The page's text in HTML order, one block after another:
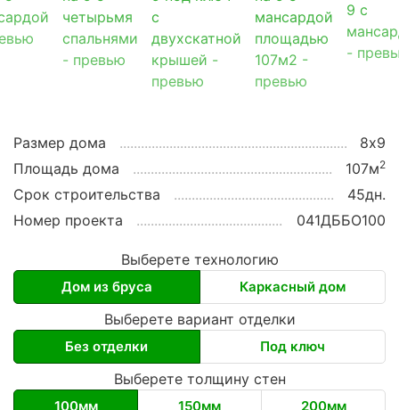
Размер дома
8х9
Площадь дома
107м2
Срок строительства
45дн.
Номер проекта
041ДББО100
Выберете технологию
Дом из бруса Каркасный дом
Выберете вариант отделки
Без отделки Под ключ
Выберете толщину стен
100мм 150мм 200мм